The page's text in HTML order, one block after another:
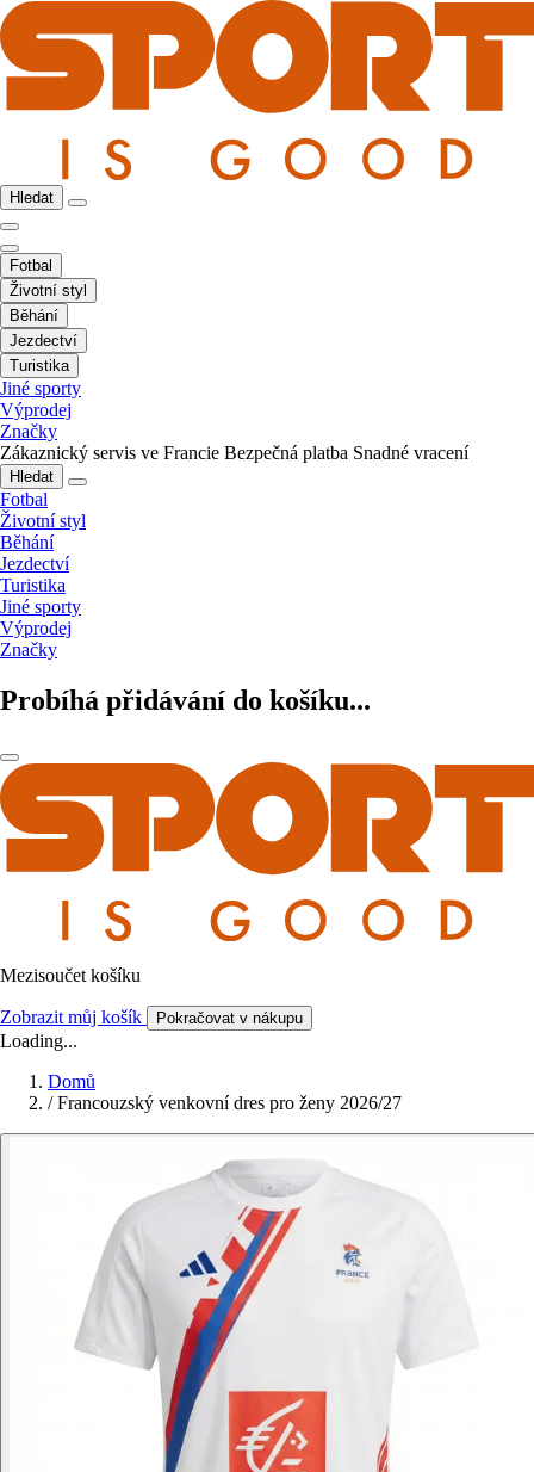
Hledat
Fotbal
Životní styl
Běhání
Jezdectví
Turistika
Jiné sporty
Výprodej
Značky
Zákaznický servis ve Francie Bezpečná platba Snadné vracení
Hledat
Fotbal
Životní styl
Běhání
Jezdectví
Turistika
Jiné sporty
Výprodej
Značky
Probíhá přidávání do košíku...
Mezisoučet košíku
Zobrazit můj košík Pokračovat v nákupu
Loading...
Domů
/ Francouzský venkovní dres pro ženy 2026/27